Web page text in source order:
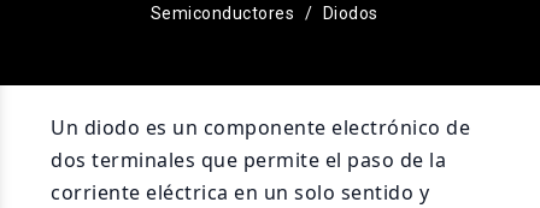
Semiconductores
Diodos
Un diodo es un componente electrónico de
dos terminales que permite el paso de la
corriente eléctrica en un solo sentido y